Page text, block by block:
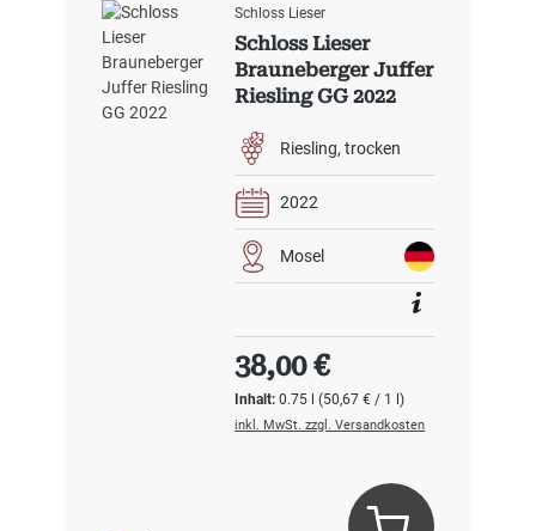
Schloss Lieser
Schloss Lieser
Brauneberger Juffer
Riesling GG 2022
Riesling trocken
2022
Mosel
Inhalt:0.75 l(50,67 € / 1 l)
Regulärer Preis:
38,00 €
inkl. MwSt. zzgl. Versandkosten